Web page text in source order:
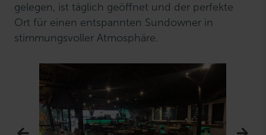
gelegen, ist täglich geöffnet und der perfekte
Ort für einen entspannten Sundowner in
stimmungsvoller Atmosphäre.